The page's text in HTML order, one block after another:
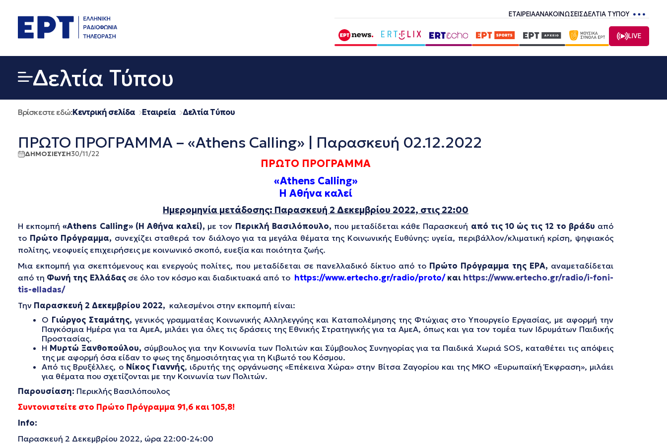
περιεχόμενο
ΕΤΑΙΡΕΙΑΑΝΑΚΟΙΝΩΣΕΙΣΔΕΛΤΙΑ ΤΥΠΟΥ
LIVE
Δελτία Τύπου
Βρίσκεστε εδώ:Κεντρική σελίδα Εταιρεία Δελτία Τύπου
ΠΡΩΤΟ ΠΡΟΓΡΑΜΜΑ – «Athens Calling» | Παρασκευή 02.12.2022
ΔΗΜΟΣΙΕΥΣΗ30/11/22
ΠΡΩΤΟ ΠΡΟΓΡΑΜΜΑ
«Athens Calling»
Η Αθήνα καλεί
Ημερομηνία μετάδοσης: Παρασκευή 2 Δεκεμβρίου 2022, στις 22:00
Η εκπομπή«Athens Calling» (Η Αθήνα καλεί), με τον Περικλή Βασιλόπουλο, που μεταδίδεται κάθε Παρασκευή από τις 10 ώς τις 12 το βράδυ από
το Πρώτο Πρόγραμμα, συνεχίζει σταθερά τον διάλογο για τα μεγάλα θέματα της Κοινωνικής Ευθύνης: υγεία, περιβάλλον/κλιματική κρίση, ψηφιακός
πολίτης, νεοφυείς επιχειρήσεις με κοινωνικό σκοπό, ευεξία και ποιότητα ζωής.
Μια εκπομπή για σκεπτόμενους και ενεργούς πολίτες, που μεταδίδεται σε πανελλαδικό δίκτυο από το Πρώτο Πρόγραμμα της ΕΡΑ, αναμεταδίδεται
από τη Φωνή της Ελλάδαςσε όλο τον κόσμο και διαδικτυακά από το https://www.ertecho.gr/radio/proto/ και https://www.ertecho.gr/radio/i-foni-
tis-elladas/
Την Παρασκευή 2 Δεκεμβρίου 2022, καλεσμένοι στην εκπομπή είναι:
Ο Γιώργος Σταμάτης,γενικός γραμματέας Κοινωνικής Αλληλεγγύης και Καταπολέμησης της Φτώχιας στο Υπουργείο Εργασίας, με αφορμή την
Παγκόσμια Ημέρα για τα ΑμεΑ, μιλάει για όλες τις δράσεις της Εθνικής Στρατηγικής για τα ΑμεΑ, όπως και για τον τομέα των Ιδρυμάτων Παιδικής
Προστασίας.
Η Μυρτώ Ξανθοπούλου, σύμβουλος για την Κοινωνία των Πολιτών και Σύμβουλος Συνηγορίας για τα Παιδικά Χωριά SOS, καταθέτει τις απόψεις
της με αφορμή όσα είδαν το φως της δημοσιότητας για τη Κιβωτό του Κόσμου.
Από τις Βρυξέλλες, ο Νίκος Γιαννής, ιδρυτής της οργάνωσης «Επέκεινα Χώρα» στην Βίτσα Ζαγορίου και της ΜΚΟ «Ευρωπαϊκή Έκφραση», μιλάει
για θέματα που σχετίζονται με την Κοινωνία των Πολιτών.
Παρουσίαση: Περικλής Βασιλόπουλος
Συντονιστείτε στο Πρώτο Πρόγραμμα 91,6 και 105,8!
Info:
Παρασκευή 2 Δεκεμβρίου 2022, ώρα 22:00-24:00